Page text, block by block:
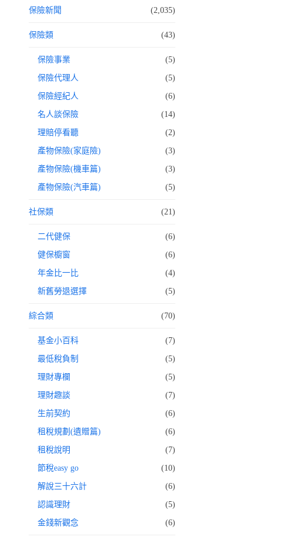
保險新聞 (2,035)
保險類 (43)
保險事業 (5)
保險代理人 (5)
保險經紀人 (6)
名人談保險 (14)
理賠停看聽 (2)
產物保險(家庭險) (3)
產物保險(機車篇) (3)
產物保險(汽車篇) (5)
社保類 (21)
二代健保 (6)
健保櫥窗 (6)
年金比一比 (4)
新舊勞退選擇 (5)
綜合類 (70)
基金小百科 (7)
最低稅負制 (5)
理財專欄 (5)
理財趣談 (7)
生前契約 (6)
租稅規劃(遺贈篇) (6)
租稅說明 (7)
節稅easy go (10)
解說三十六計 (6)
認識理財 (5)
金錢新觀念 (6)